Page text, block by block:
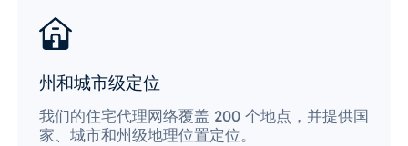
州和城市级定位
我们的住宅代理网络覆盖 200 个地点，并提供国
家、城市和州级地理位置定位。